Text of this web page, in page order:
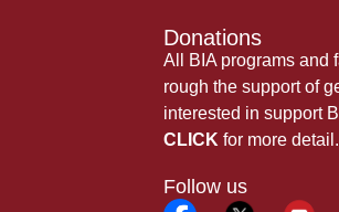
Donations
All BIA programs and
rough the support of
interested in support
CLICK for more detail.
Follow us